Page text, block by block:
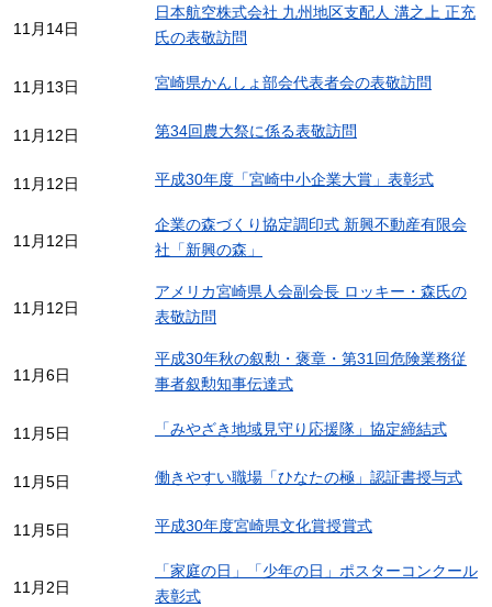
11月14日
日本航空株式会社 九州地区支配人 溝之上 正充
氏の表敬訪問
11月13日 宮崎県かんしょ部会代表者会の表敬訪問
11月12日 第34回農大祭に係る表敬訪問
11月12日 平成30年度「宮崎中小企業大賞」表彰式
11月12日
企業の森づくり協定調印式 新興不動産有限会
社「新興の森」
11月12日
アメリカ宮崎県人会副会長 ロッキー・森氏の
表敬訪問
11月6日
平成30年秋の叙勲・褒章・第31回危険業務従
事者叙勲知事伝達式
11月5日 「みやざき地域見守り応援隊」協定締結式
11月5日 働きやすい職場「ひなたの極」認証書授与式
11月5日 平成30年度宮崎県文化賞授賞式
11月2日
「家庭の日」「少年の日」ポスターコンクール
表彰式